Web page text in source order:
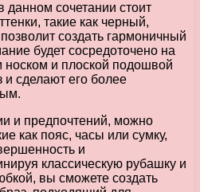
данном сочетании стоит
такие как черный,
создать гармоничный
будет сосредоточено на
носком и плоской подошвой
и сделают его более
и предпочтений, можно
как пояс, часы или сумку,
и
классическую рубашку и
вы сможете создать